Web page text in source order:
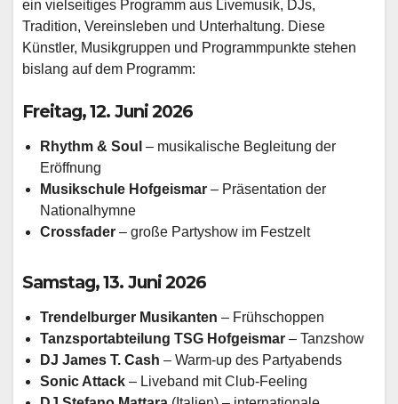
ein vielseitiges Programm aus Livemusik, DJs,
Tradition, Vereinsleben und Unterhaltung. Diese
Künstler, Musikgruppen und Programmpunkte stehen
bislang auf dem Programm:
Freitag, 12. Juni 2026
Rhythm & Soul – musikalische Begleitung der
Eröffnung
Musikschule Hofgeismar – Präsentation der
Nationalhymne
Crossfader – große Partyshow im Festzelt
Samstag, 13. Juni 2026
Trendelburger Musikanten – Frühschoppen
Tanzsportabteilung TSG Hofgeismar – Tanzshow
DJ James T. Cash – Warm-up des Partyabends
Sonic Attack – Liveband mit Club-Feeling